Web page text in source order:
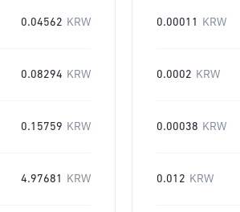
0.04562 KRW
0.08294 KRW
0.15759 KRW
4.97681 KRW
0.00011 KRW
0.0002 KRW
0.00038 KRW
0.012 KRW